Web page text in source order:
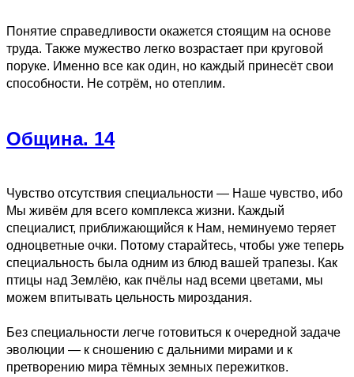
Понятие справедливости окажется стоящим на основе
труда. Также мужество легко возрастает при круговой
поруке. Именно все как один, но каждый принесёт свои
способности. Не сотрём, но отеплим.
Община. 14
Чувство отсутствия специальности — Наше чувство, ибо
Мы живём для всего комплекса жизни. Каждый
специалист, приближающийся к Нам, неминуемо теряет
одноцветные очки. Потому старайтесь, чтобы уже теперь
специальность была одним из блюд вашей трапезы. Как
птицы над Землёю, как пчёлы над всеми цветами, мы
можем впитывать цельность мироздания.
Без специальности легче готовиться к очередной задаче
эволюции — к сношению с дальними мирами и к
претворению мира тёмных земных пережитков.